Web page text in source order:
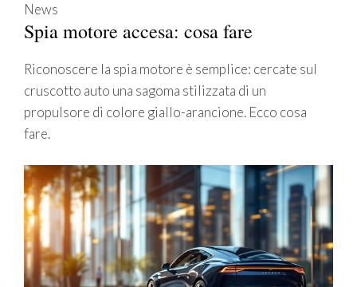
News
Spia motore accesa: cosa fare
Riconoscere la spia motore è semplice: cercate sul
cruscotto auto una sagoma stilizzata di un
propulsore di colore giallo-arancione. Ecco cosa
fare.